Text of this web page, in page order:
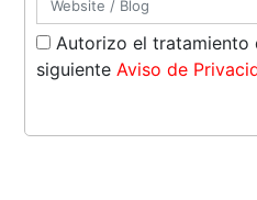
Autorizo el tratamiento
siguienteAviso de